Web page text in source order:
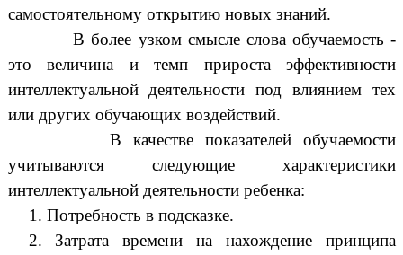
самостоятельному открытию новых знаний.
В более узком смысле слова обучаемость -
это величина и темп прироста эффективности
интеллектуальной деятельности под влиянием тех
или других обучающих воздействий.
В качестве показателей обучаемости
учитываются следующие характеристики
интеллектуальной деятельности ребенка:
1. Потребность в подсказке.
2. Затрата времени на нахождение принципа